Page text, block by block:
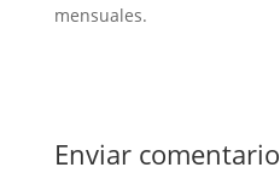
mensuales.
Enviar comentario